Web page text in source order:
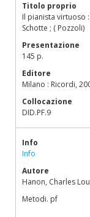
Titolo proprio
Il pianista virtuoso
Schotte ; ( Pozzoli)
Presentazione
145 p.
Editore
Milano : Ricordi,
Collocazione
DID.PF.9
Info
Info
Autore
Hanon, Charles
Metodi. pf